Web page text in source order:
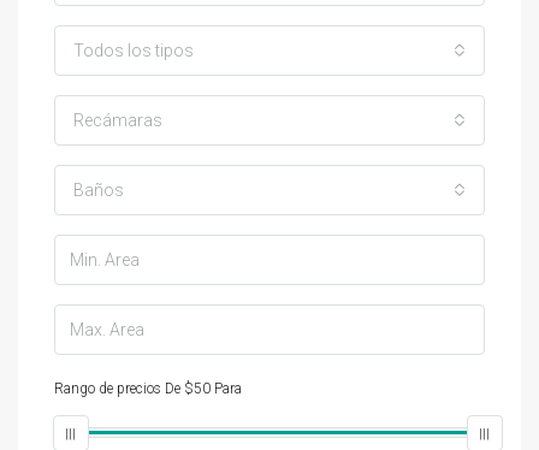
Todos los tipos
Recámaras
Baños
Rango de precios De $50 Para